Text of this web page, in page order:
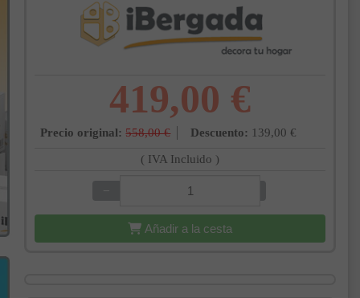
419,00 €
Precio original: 558,00 € Descuento: 139,00 €
( IVA Incluido )
−
Añadir a la cesta